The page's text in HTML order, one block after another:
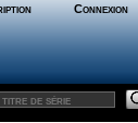
Connexion